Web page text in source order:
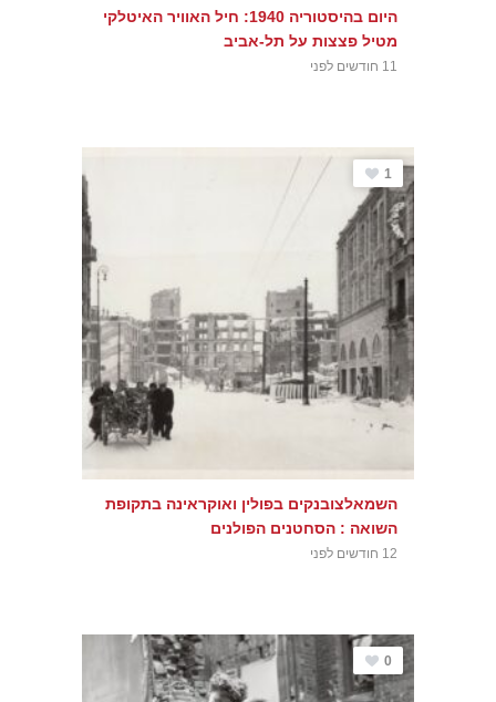
היום בהיסטוריה 1940: חיל האוויר האיטלקי
מטיל פצצות על תל-אביב
11 חודשים לפני
1
השמאלצובנקים בפולין ואוקראינה בתקופת
השואה : הסחטנים הפולנים
12 חודשים לפני
0